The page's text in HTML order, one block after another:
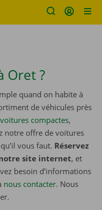
Oret ?
quand on habite à
de véhicules près
voitures compactes,
notre offre de voitures
vous faut. Réservez
site internet, et
besoin d’informations
nous contacter. Nous